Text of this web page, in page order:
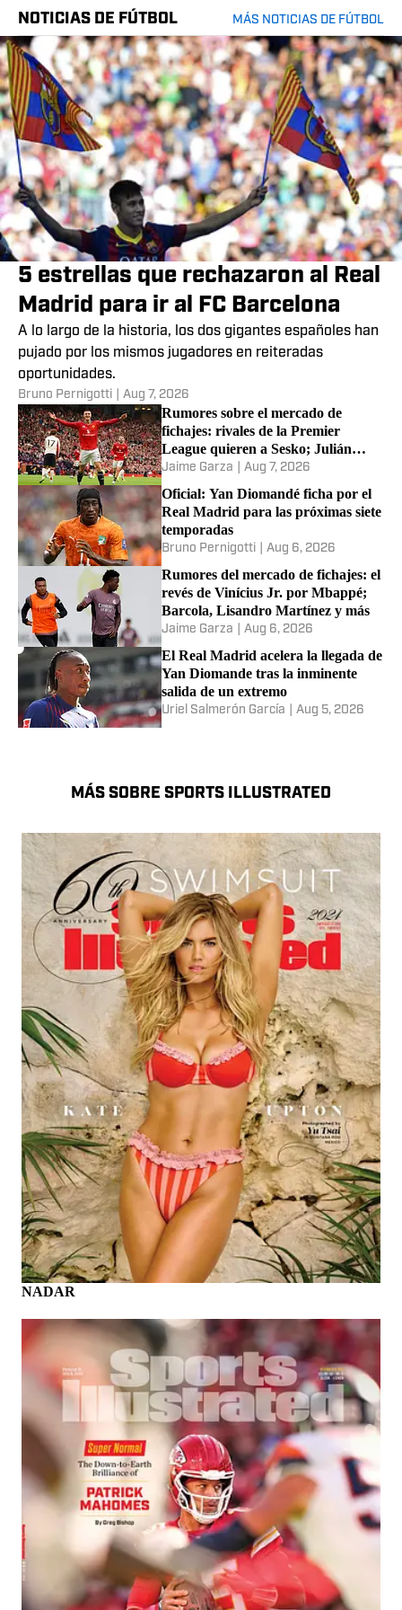
NOTICIAS DE FÚTBOL MÁS NOTICIAS DE FÚTBOL
5 estrellas que rechazaron al Real
Madrid para ir al FC Barcelona
A lo largo de la historia, los dos gigantes españoles han
pujado por los mismos jugadores en reiteradas
oportunidades.
Bruno Pernigotti Aug 7, 2026
Rumores sobre el mercado de
fichajes: rivales de la Premier
League quieren a Sesko; Julián
Álvarez, Raphinha y más
Jaime Garza Aug 7, 2026
Oficial: Yan Diomandé ficha por el
Real Madrid para las próximas siete
temporadas
Bruno Pernigotti Aug 6, 2026
Rumores del mercado de fichajes: el
revés de Vinícius Jr. por Mbappé;
Barcola, Lisandro Martínez y más
Jaime Garza Aug 6, 2026
El Real Madrid acelera la llegada de
Yan Diomande tras la inminente
salida de un extremo
Uriel Salmerón García Aug 5, 2026
MÁS SOBRE SPORTS ILLUSTRATED
NADAR